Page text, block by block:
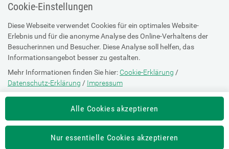
Cookie-Einstellungen
Diese Webseite verwendet Cookies für ein optimales Website-
Erlebnis und für die anonyme Analyse des Online-Verhaltens der
Besucherinnen und Besucher. Diese Analyse soll helfen, das
Informationsangebot besser zu gestalten.
Mehr Informationen finden Sie hier: Cookie-Erklärung /
Datenschutz-Erklärung / Impressum
Die Einstellung können Sie jederzeit auf der Seite "Cookie-Erklärung"
Alle Cookies akzeptieren
Nur essentielle Cookies akzeptieren
Kontakt
Offene Stellen
Presse
Browser-Info & Sicherheit
Hilfe zur Suche
Technische Unterstützung
DATENSCHUTZ
Cookie-Erklärung
Datenschutz-Erklärung
Impressum
Nutzungsbestimmungen